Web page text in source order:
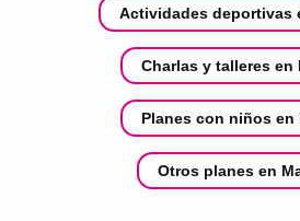
Actividades deportivas
Charlas y talleres en
Planes con niños en
Otros planes en